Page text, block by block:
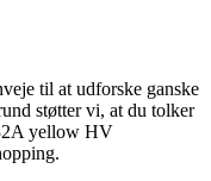
til at udforske ganske
støtter vi, at du tolker
yellow HV